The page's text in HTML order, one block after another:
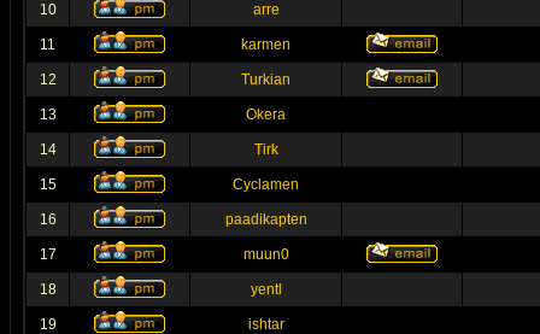
10 arre
11 karmen
12 Turkian
13 Okera
14 Tirk
15 Cyclamen
16 paadikapten
17 muun0
18 yentl
19 ishtar